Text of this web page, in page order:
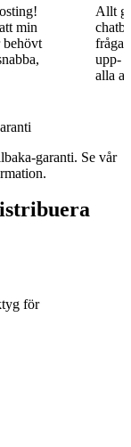
min
behövt
Allt
fråga.
upp-
alla
garanti. Se vår
för